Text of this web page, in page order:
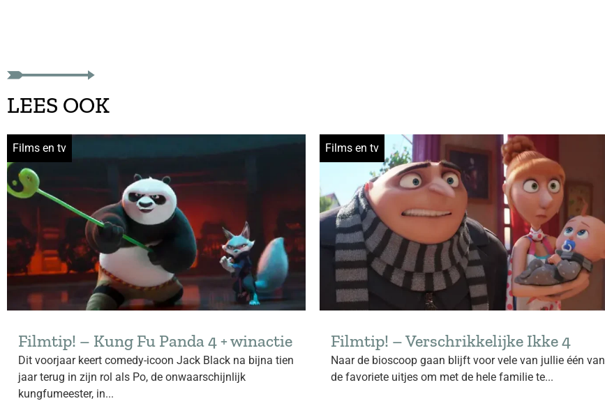
LEES OOK
Films en tv
Filmtip! – Kung Fu Panda 4 + winactie
Dit voorjaar keert comedy-icoon Jack Black na bijna tien
jaar terug in zijn rol als Po, de onwaarschijnlijk
kungfumeester, in...
Films en tv
Filmtip! – Verschrikkelijke Ikke 4
Naar de bioscoop gaan blijft voor vele van jullie één van
de favoriete uitjes om met de hele familie te...